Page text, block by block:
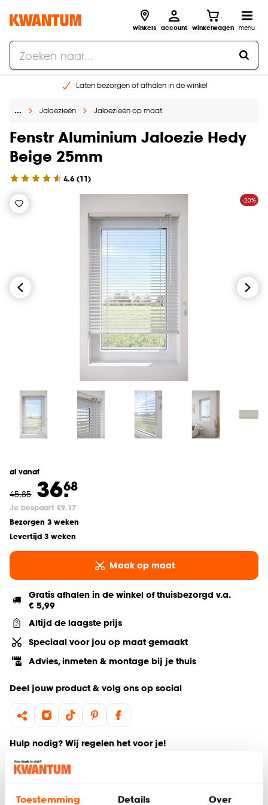
Toestemming Details Over
winkels account winkelwagen menu
Laten bezorgen of afhalen in de winkel
Gratis raam advies en inmeten aan huis
… Jaloezieën Jaloezieën op maat
Fenstr Aluminium Jaloezie Hedy
Beige 25mm
4.6 (11)
-20%
al vanaf
45.85 36.68
Je bespaart €9.17
Bezorgen 3 weken
Levertijd 3 weken
Maak op maat
Gratis afhalen in de winkel of thuisbezorgd v.a.
€ 5,99
Altijd de laagste prijs
Speciaal voor jou op maat gemaakt
Advies, inmeten & montage bij je thuis
Deel jouw product & volg ons op social
Hulp nodig? Wij regelen het voor je!
Gratis advies aan huis